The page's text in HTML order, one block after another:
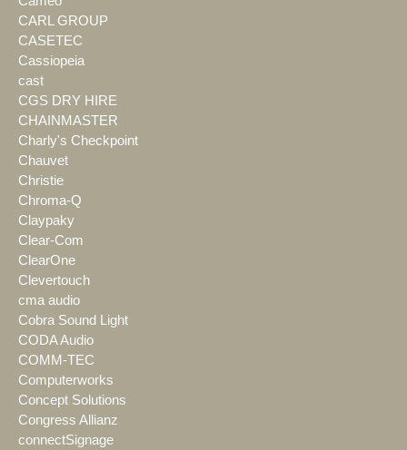
CARL GROUP
CASETEC
Cassiopeia
cast
CGS DRY HIRE
CHAINMASTER
Charly's Checkpoint
Chauvet
Christie
Chroma-Q
Claypaky
Clear-Com
ClearOne
Clevertouch
cma audio
Cobra Sound Light
CODA Audio
COMM-TEC
Computerworks
Concept Solutions
Congress Allianz
connectSignage